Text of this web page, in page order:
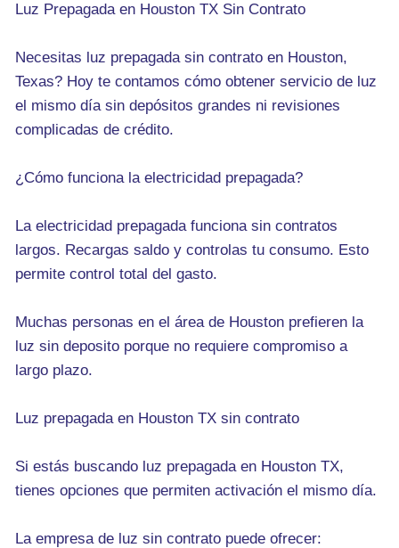
Luz Prepagada en Houston TX Sin Contrato
Necesitas luz prepagada sin contrato en Houston,
Texas? Hoy te contamos cómo obtener servicio de luz
el mismo día sin depósitos grandes ni revisiones
complicadas de crédito.
¿Cómo funciona la electricidad prepagada?
La electricidad prepagada funciona sin contratos
largos. Recargas saldo y controlas tu consumo. Esto
permite control total del gasto.
Muchas personas en el área de Houston prefieren la
luz sin deposito porque no requiere compromiso a
largo plazo.
Luz prepagada en Houston TX sin contrato
Si estás buscando luz prepagada en Houston TX,
tienes opciones que permiten activación el mismo día.
La empresa de luz sin contrato puede ofrecer: